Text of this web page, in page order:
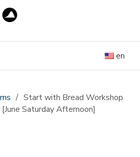
en
/ Start with Bread Workshop
Saturday Afternoon]